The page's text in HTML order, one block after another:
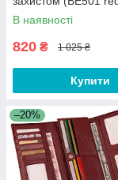
В наявності
820 ₴ 1 025 ₴
Купити
–20%